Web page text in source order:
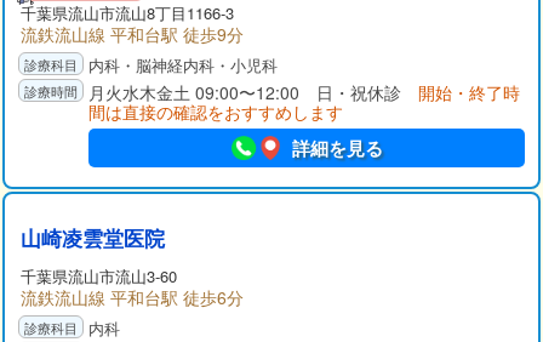
千葉県流山市流山8丁目1166-3
流鉄流山線 平和台駅 徒歩9分
内科・脳神経内科・小児科
月火水木金土 09:00〜12:00 日・祝休診 開始・終了時
間は直接の確認をおすすめします
詳細を見る
山崎凌雲堂医院
千葉県流山市流山3-60
流鉄流山線 平和台駅 徒歩6分
内科